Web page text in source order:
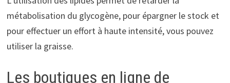
métabolisation du glycogène, pour épargner le stock et
pour effectuer un effort à haute intensité, vous pouvez
utiliser la graisse.
Les boutiques en ligne de